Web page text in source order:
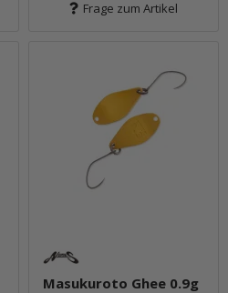
Frage zum Artikel
Masukuroto Ghee 0.9g